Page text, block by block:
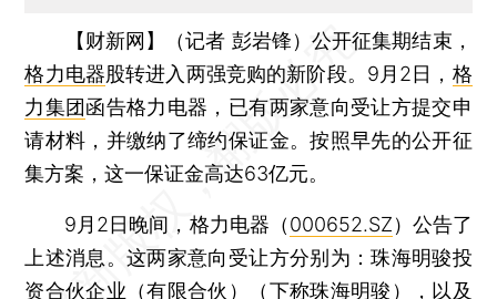
【财新网】（记者 彭岩锋） 公开征集期结束，
格力电器股转进入两强竞购的新阶段。9月2日， 格
力集团函告格力电器，已有两家意向受让方提交申
请材料，并缴纳了缔约保证金。按照早先的公开征
集方案，这一保证金高达63亿元。
9月2日晚间，格力电器（000652.SZ）公告了
上述消息。这两家意向受让方分别为：珠海明骏投
资合伙企业（有限合伙）（下称珠海明骏 ），以及